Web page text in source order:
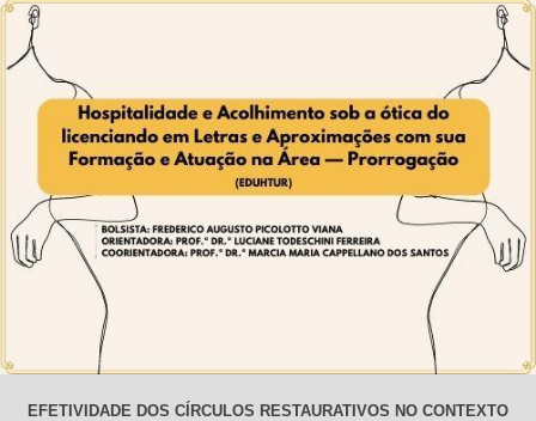
EFETIVIDADE DOS CÍRCULOS RESTAURATIVOS NO CONTEXTO